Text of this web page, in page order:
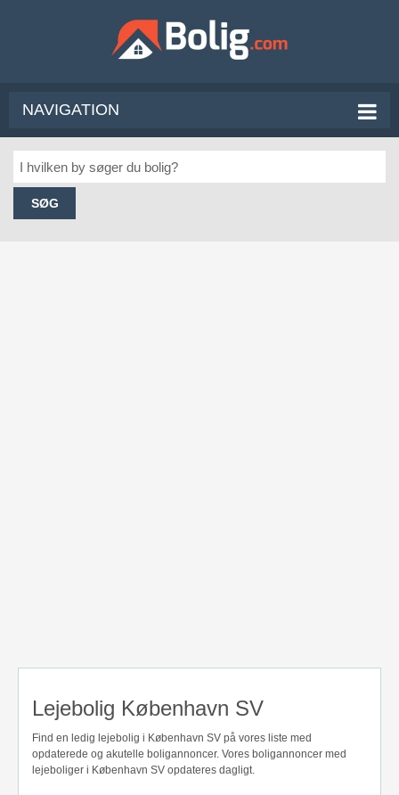
NAVIGATION
SØG
Lejebolig København SV
Find en ledig lejebolig i København SV på vores liste med
opdaterede og akutelle boligannoncer. Vores boligannoncer med
lejeboliger i København SV opdateres dagligt.